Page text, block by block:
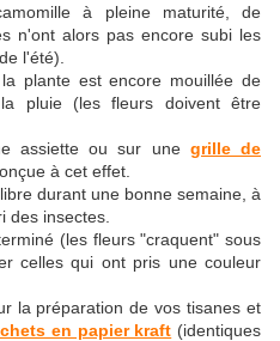
à pleine maturité, de
n'ont alors pas encore subi les
l'été).
plante est encore mouillée de
pluie (les fleurs doivent être
assiette ou sur une grille de
à cet effet.
durant une bonne semaine, à
des insectes.
(les fleurs "craquent" sous
celles qui ont pris une couleur
la préparation de vos tisanes et
en papier kraft (identiques